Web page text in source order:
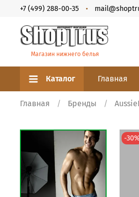
+7 (499) 288-00-35
Магазин нижнего белья
Каталог Главная
Главная Бренды
-